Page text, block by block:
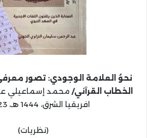
نحوُ العلامة الوجودي: تصور
الخطاب القرآني/ محمد إسماعيلي
افريقيا الشرق، 1444 هـ، 2023 م؟
(نظريات)